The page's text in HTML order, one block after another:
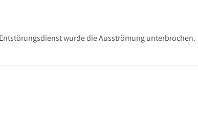
wurde die Ausströmung unterbrochen.